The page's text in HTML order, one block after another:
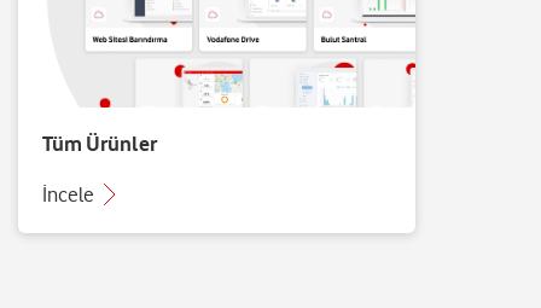
Tüm Ürünler
İncele